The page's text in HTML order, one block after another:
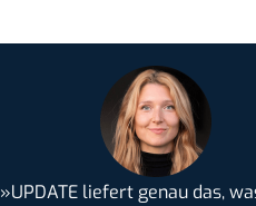
»UPDATE liefert genau das,